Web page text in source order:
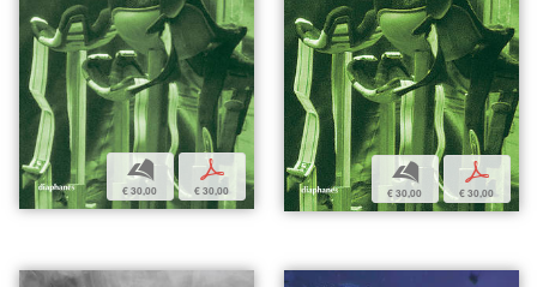
b
€ 30,00
p
€ 30,00
b
€ 30,00
p
€ 30,00